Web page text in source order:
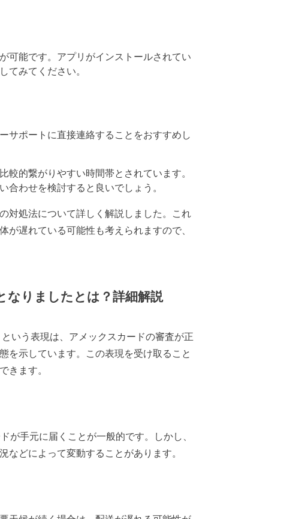
可能です。アプリがインストールされてい
てみてください。
サポートに直接連絡することをおすすめし
較的繋がりやすい時間帯とされています。
合わせを検討すると良いでしょう。
対処法について詳しく解説しました。これ
が遅れている可能性も考えられますので、
なりましたとは？詳細解説
いう表現は、アメックスカードの審査が正
を示しています。この表現を受け取ること
きます。
が手元に届くことが一般的です。しかし、
どによって変動することがあります。